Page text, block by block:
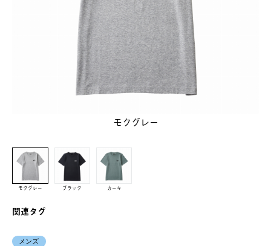
モクグレー
モクグレー ブラック カーキ
関連タグ
メンズ